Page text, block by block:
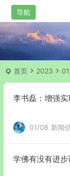
首页 2023 01
李书磊：增强
01/08 新闻
学佛有没有进